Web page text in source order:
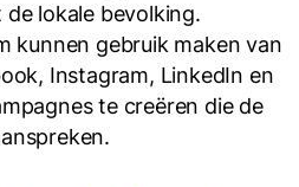
lokale bevolking.
kunnen gebruik maken van
Instagram, LinkedIn en
te creëren die de